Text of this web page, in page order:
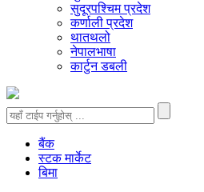
सुदूरपश्चिम प्रदेश
कर्णाली प्रदेश
थातथलो
नेपालभाषा
कार्टुन डबली
बैंक
स्टक मार्केट
बिमा